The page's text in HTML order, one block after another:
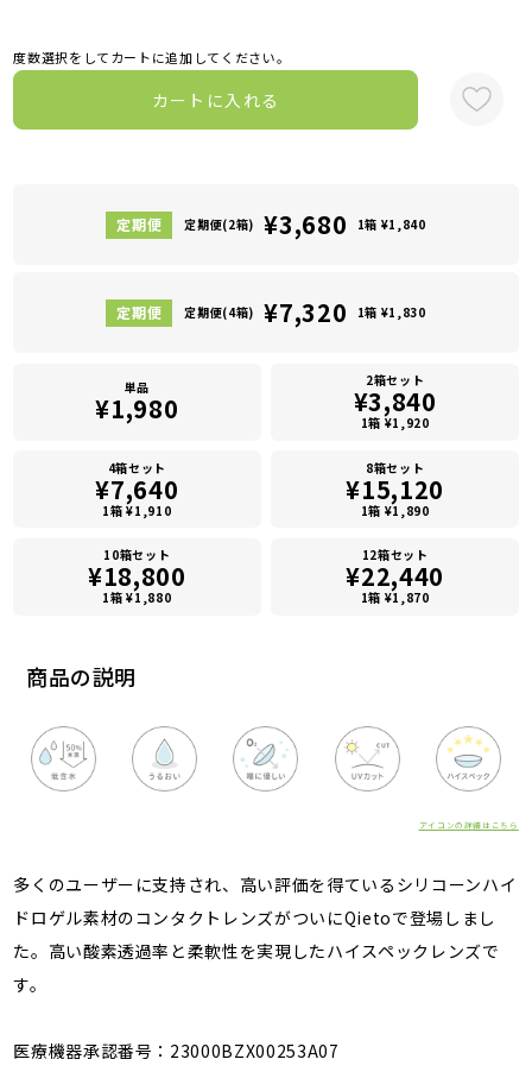
商品の説明
アイコンの詳細はこちら
多くのユーザーに支持され、高い評価を得ているシリコーンハイ
ドロゲル素材のコンタクトレンズがついにQietoで登場しまし
た。高い酸素透過率と柔軟性を実現したハイスペックレンズで
す。
医療機器承認番号：23000BZX00253A07
度数選択をしてカートに追加してください。
カートに入れる
定期便(2箱) ¥3,680 1箱 ¥1,840
定期便(4箱) ¥7,320 1箱 ¥1,830
単品
¥1,980
2箱セット
¥3,840
1箱 ¥1,920
4箱セット
¥7,640
1箱 ¥1,910
8箱セット
¥15,120
1箱 ¥1,890
10箱セット
¥18,800
1箱 ¥1,880
12箱セット
¥22,440
1箱 ¥1,870